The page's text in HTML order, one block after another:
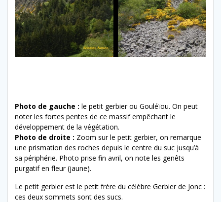
Photo de gauche : le petit gerbier ou Gouléïou. On peut
noter les fortes pentes de ce massif empêchant le
développement de la végétation.
Photo de droite : Zoom sur le petit gerbier, on remarque
une prismation des roches depuis le centre du suc jusqu’à
sa périphérie. Photo prise fin avril, on note les genêts
purgatif en fleur (jaune).
Le petit gerbier est le petit frère du célèbre Gerbier de Jonc :
ces deux sommets sont des sucs.